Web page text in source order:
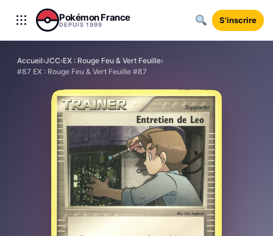
Aller au contenu
Pokémon France
DEPUIS 1999 S'inscrire
Accueil›JCC›EX : Rouge Feu & Vert Feuille›
#87 EX : Rouge Feu & Vert Feuille #87